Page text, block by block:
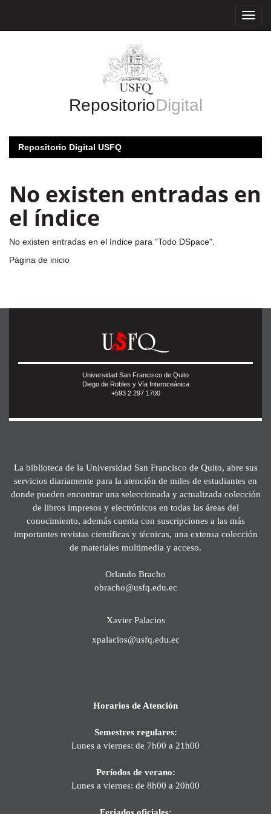
RepositorioDigital
Repositorio Digital USFQ
No existen entradas en
el índice
No existen entradas en el índice para "Todo DSpace".
Página de inicio
Universidad San Francisco de Quito
Diego de Robles y Vía Interoceánica
+593 2 297 1700
La biblioteca de la Universidad San Francisco de Quito, abre sus
servicios diariamente para la atención de miles de estudiantes en
donde pueden encontrar una seleccionada y actualizada colección
de libros impresos y electrónicos en todas las áreas del
conocimiento, además cuenta con suscripciones a las más
importantes revistas científicas y técnicas, una extensa colección
de materiales multimedia y acceso.
Orlando Bracho
obracho@usfq.edu.ec
Xavier Palacios
xpalacios@usfq.edu.ec
Horarios de Atención
Semestres regulares:
Lunes a viernes: de 7h00 a 21h00
Períodos de verano:
Lunes a viernes: de 8h00 a 20h00
Feriados oficiales: